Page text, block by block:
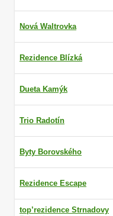
Nová Waltrovka
Rezidence Blízká
Dueta Kamýk
Trio Radotín
Byty Borovského
Rezidence Escape
top’rezidence Strnadovy